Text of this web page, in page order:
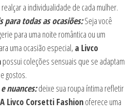
a individualidade de cada mulher.
para todas as ocasiões:Seja você
para uma noite romântica ou um
uma ocasião especial, a Livco
possui coleções sensuais que se adaptam
gostos.
nuances:deixe sua roupa íntima refletir
A Livco Corsetti Fashionoferece uma